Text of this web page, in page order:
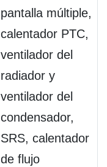
pantalla múltiple,
calentador PTC,
ventilador del
radiador y
ventilador del
condensador,
SRS, calentador
de flujo